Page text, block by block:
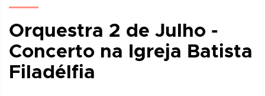
Orquestra 2 de Julho -
Concerto na Igreja Batista
Filadélfia